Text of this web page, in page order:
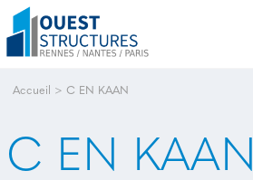
Accueil > C EN KAAN
C EN KAAN